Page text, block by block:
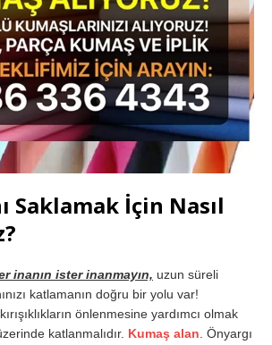
Saklamak İçin Nasıl
inanın ister inanmayın, uzun süreli
katlamanın doğru bir yolu var!
önlenmesine yardımcı olmak
katlanmalıdır. Kumaş alan. Önyargı